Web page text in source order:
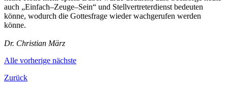
auch „Einfach–Zeuge–Sein“ und Stellvertreterdienst bedeuten
könne, wodurch die Gottesfrage wieder wachgerufen werden
könne.
Dr. Christian März
Alle vorherige nächste
Zurück